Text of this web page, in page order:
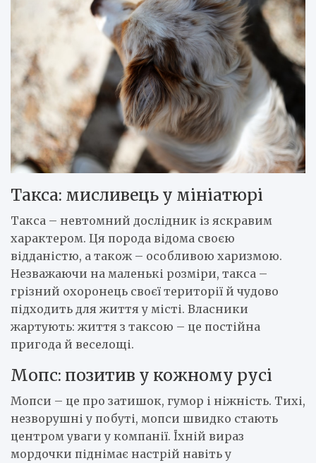
Такса: мисливець у мініатюрі
Такса – невтомний дослідник із яскравим
характером. Ця порода відома своєю
відданістю, а також – особливою харизмою.
Незважаючи на маленькі розміри, такса –
грізний охоронець своєї території й чудово
підходить для життя у місті. Власники
жартують: життя з таксою – це постійна
пригода й веселощі.
Мопс: позитив у кожному русі
Мопси – це про затишок, гумор і ніжність. Тихі,
незворушні у побуті, мопси швидко стають
центром уваги у компанії. Їхній вираз
мордочки піднімає настрій навіть у